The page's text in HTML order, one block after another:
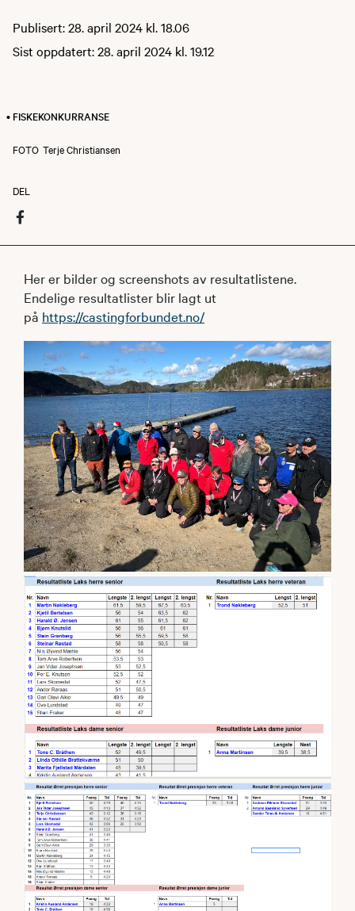
Publisert: 28. april 2024 kl. 18.06
Sist oppdatert: 28. april 2024 kl. 19.12
• FISKEKONKURRANSE
FOTO Terje Christiansen
DEL
Her er bilder og screenshots av resultatlistene.
Endelige resultatlister blir lagt ut
på https://castingforbundet.no/